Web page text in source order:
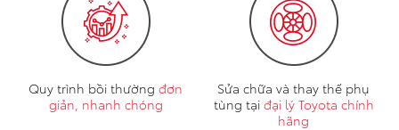
Quy trình bồi thường đơn
giản, nhanh chóng
Sửa chữa và thay thế phụ
tùng tại đại lý Toyota chính
hãng